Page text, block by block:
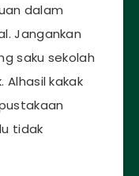
dalam
Jangankan
saku sekolah
kakak
tidak